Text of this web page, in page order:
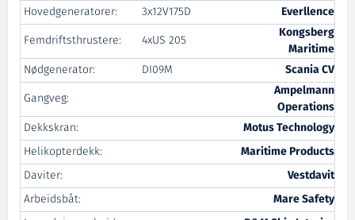
Hovedgeneratorer:
3x12V175D
Everllence
Femdriftsthrustere:
4xUS 205
Kongsberg
Maritime
Nødgenerator:
DI09M
Scania CV
Gangveg:
Ampelmann
Operations
Dekkskran:
Motus Technology
Helikopterdekk:
Maritime Products
Daviter:
Vestdavit
Arbeidsbåt:
Mare Safety